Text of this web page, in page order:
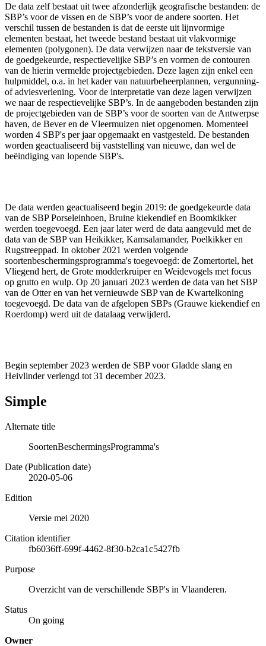
De data zelf bestaat uit twee afzonderlijk geografische bestanden: de
SBP’s voor de vissen en de SBP’s voor de andere soorten. Het
verschil tussen de bestanden is dat de eerste uit lijnvormige
elementen bestaat, het tweede bestand bestaat uit vlakvormige
elementen (polygonen). De data verwijzen naar de tekstversie van
de goedgekeurde, respectievelijke SBP’s en vormen de contouren
van de hierin vermelde projectgebieden. Deze lagen zijn enkel een
hulpmiddel, o.a. in het kader van natuurbeheerplannen, vergunning-
of adviesverlening. Voor de interpretatie van deze lagen verwijzen
we naar de respectievelijke SBP’s. In de aangeboden bestanden zijn
de projectgebieden van de SBP’s voor de soorten van de Antwerpse
haven, de Bever en de Vleermuizen niet opgenomen. Momenteel
worden 4 SBP's per jaar opgemaakt en vastgesteld. De bestanden
worden geactualiseerd bij vaststelling van nieuwe, dan wel de
beëindiging van lopende SBP's.
De data werden geactualiseerd begin 2019: de goedgekeurde data
van de SBP Porseleinhoen, Bruine kiekendief en Boomkikker
werden toegevoegd. Een jaar later werd de data aangevuld met de
data van de SBP van Heikikker, Kamsalamander, Poelkikker en
Rugstreeppad. In oktober 2021 werden volgende
soortenbeschermingsprogramma's toegevoegd: de Zomertortel, het
Vliegend hert, de Grote modderkruiper en Weidevogels met focus
op grutto en wulp. Op 20 januari 2023 werden de data van het SBP
van de Otter en van het vernieuwde SBP van de Kwartelkoning
toegevoegd. De data van de afgelopen SBPs (Grauwe kiekendief en
Roerdomp) werd uit de datalaag verwijderd.
Begin september 2023 werden de SBP voor Gladde slang en
Heivlinder verlengd tot 31 december 2023.
Simple
Alternate title
SoortenBeschermingsProgramma's
Date (Publication date)
2020-05-06
Edition
Versie mei 2020
Citation identifier
fb6036ff-699f-4462-8f30-b2ca1c5427fb
Purpose
Overzicht van de verschillende SBP's in Vlaanderen.
Status
On going
Owner